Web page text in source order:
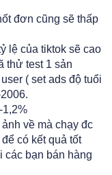
đơn cũng sẽ thấp
lệ của tiktok sẽ cao
thử test 1 sản
( set ads độ tuổi
1,2%
về mà chạy đc
có kết quả tốt
các bạn bán hàng